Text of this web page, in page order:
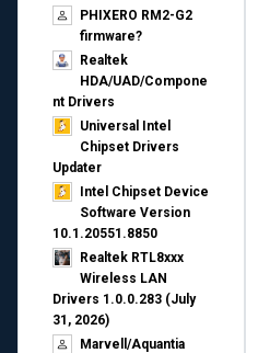
PHIXERO RM2-G2
firmware?
Realtek
HDA/UAD/Compone
nt Drivers
Universal Intel
Chipset Drivers
Updater​
Intel Chipset Device
Software Version
10.1.20551.8850
Realtek RTL8xxx
Wireless LAN
Drivers 1.0.0.283 (July
31, 2026)
Marvell/Aquantia